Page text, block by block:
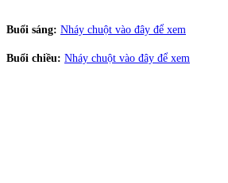
Buổi sáng: Nháy chuột vào đây để xem
Buổi chiều: Nháy chuột vào đây để xem